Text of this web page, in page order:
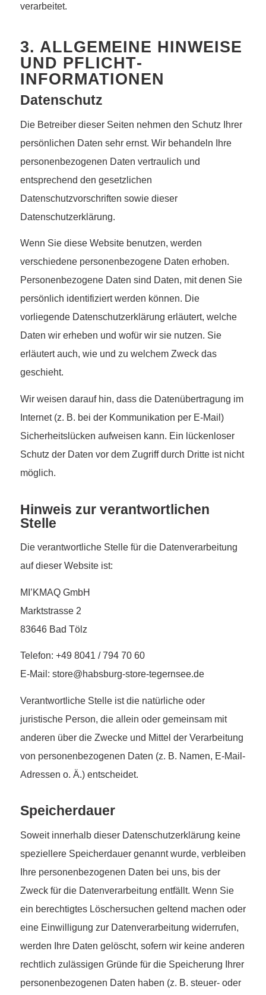
verarbeitet.
3. ALLGEMEINE HINWEISE
UND PFLICHT­
INFORMATIONEN
Datenschutz
Die Betreiber dieser Seiten nehmen den Schutz Ihrer
persönlichen Daten sehr ernst. Wir behandeln Ihre
personenbezogenen Daten vertraulich und
entsprechend den gesetzlichen
Datenschutzvorschriften sowie dieser
Datenschutzerklärung.
Wenn Sie diese Website benutzen, werden
verschiedene personenbezogene Daten erhoben.
Personenbezogene Daten sind Daten, mit denen Sie
persönlich identifiziert werden können. Die
vorliegende Datenschutzerklärung erläutert, welche
Daten wir erheben und wofür wir sie nutzen. Sie
erläutert auch, wie und zu welchem Zweck das
geschieht.
Wir weisen darauf hin, dass die Datenübertragung im
Internet (z. B. bei der Kommunikation per E-Mail)
Sicherheitslücken aufweisen kann. Ein lückenloser
Schutz der Daten vor dem Zugriff durch Dritte ist nicht
möglich.
Hinweis zur verantwortlichen
Stelle
Die verantwortliche Stelle für die Datenverarbeitung
auf dieser Website ist:
MI’KMAQ GmbH
Marktstrasse 2
83646 Bad Tölz
Telefon: +49 8041 / 794 70 60
E-Mail: store@habsburg-store-tegernsee.de
Verantwortliche Stelle ist die natürliche oder
juristische Person, die allein oder gemeinsam mit
anderen über die Zwecke und Mittel der Verarbeitung
von personenbezogenen Daten (z. B. Namen, E-Mail-
Adressen o. Ä.) entscheidet.
Speicherdauer
Soweit innerhalb dieser Datenschutzerklärung keine
speziellere Speicherdauer genannt wurde, verbleiben
Ihre personenbezogenen Daten bei uns, bis der
Zweck für die Datenverarbeitung entfällt. Wenn Sie
ein berechtigtes Löschersuchen geltend machen oder
eine Einwilligung zur Datenverarbeitung widerrufen,
werden Ihre Daten gelöscht, sofern wir keine anderen
rechtlich zulässigen Gründe für die Speicherung Ihrer
personenbezogenen Daten haben (z. B. steuer- oder